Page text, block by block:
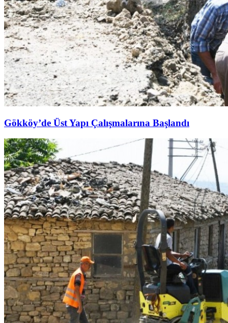
Gökköy’de Üst Yapı Çalışmalarına Başlandı